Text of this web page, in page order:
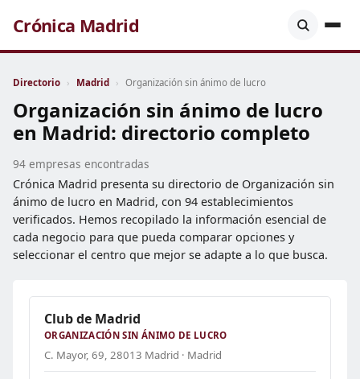
Crónica Madrid
Directorio › Madrid › Organización sin ánimo de lucro
Organización sin ánimo de lucro
en Madrid: directorio completo
94 empresas encontradas
Crónica Madrid presenta su directorio de Organización sin
ánimo de lucro en Madrid, con 94 establecimientos
verificados. Hemos recopilado la información esencial de
cada negocio para que pueda comparar opciones y
seleccionar el centro que mejor se adapte a lo que busca.
Club de Madrid
ORGANIZACIÓN SIN ÁNIMO DE LUCRO
C. Mayor, 69, 28013 Madrid · Madrid